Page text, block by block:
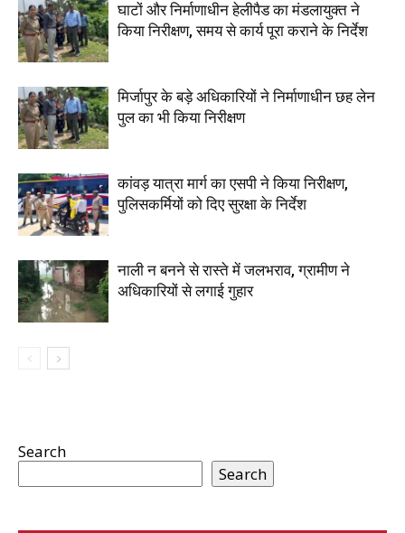
घाटों और निर्माणाधीन हेलीपैड का मंडलायुक्त ने
किया निरीक्षण, समय से कार्य पूरा कराने के निर्देश
मिर्जापुर के बड़े अधिकारियों ने निर्माणाधीन छह लेन
पुल का भी किया निरीक्षण
कांवड़ यात्रा मार्ग का एसपी ने किया निरीक्षण,
पुलिसकर्मियों को दिए सुरक्षा के निर्देश
नाली न बनने से रास्ते में जलभराव, ग्रामीण ने
अधिकारियों से लगाई गुहार
Search
Search